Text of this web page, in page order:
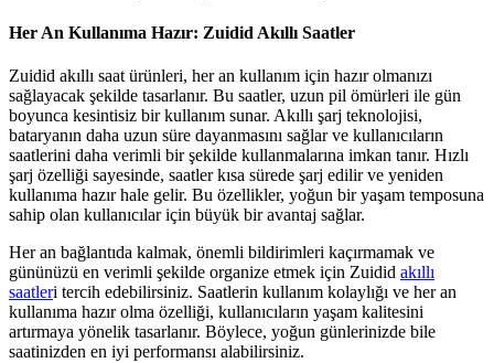
Her An Kullanıma Hazır: Zuidid Akıllı Saatler
Zuidid akıllı saat ürünleri, her an kullanım için hazır olmanızı
sağlayacak şekilde tasarlanır. Bu saatler, uzun pil ömürleri ile gün
boyunca kesintisiz bir kullanım sunar. Akıllı şarj teknolojisi,
bataryanın daha uzun süre dayanmasını sağlar ve kullanıcıların
saatlerini daha verimli bir şekilde kullanmalarına imkan tanır. Hızlı
şarj özelliği sayesinde, saatler kısa sürede şarj edilir ve yeniden
kullanıma hazır hale gelir. Bu özellikler, yoğun bir yaşam temposuna
sahip olan kullanıcılar için büyük bir avantaj sağlar.
Her an bağlantıda kalmak, önemli bildirimleri kaçırmamak ve
gününüzü en verimli şekilde organize etmek için Zuidid akıllı
saatleri tercih edebilirsiniz. Saatlerin kullanım kolaylığı ve her an
kullanıma hazır olma özelliği, kullanıcıların yaşam kalitesini
artırmaya yönelik tasarlanır. Böylece, yoğun günlerinizde bile
saatinizden en iyi performansı alabilirsiniz.